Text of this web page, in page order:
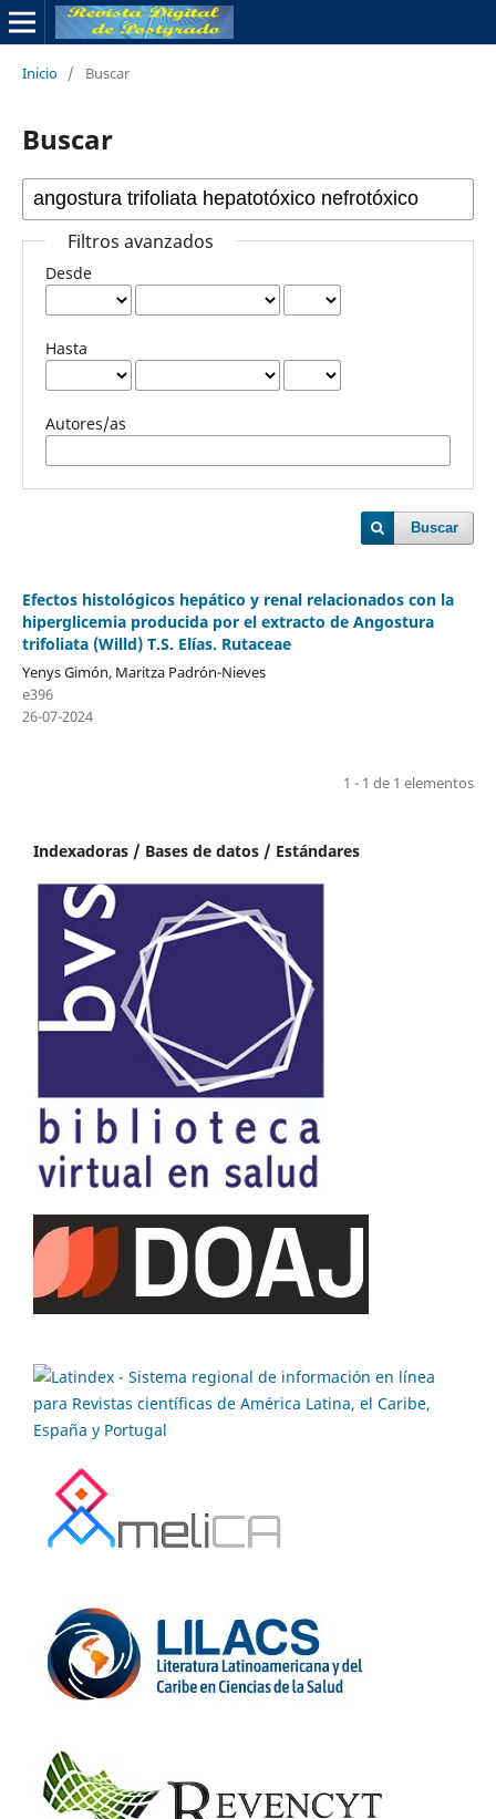
Inicio / Buscar
Buscar
Filtros avanzados
Desde
Hasta
Autores/as
Buscar
Efectos histológicos hepático y renal relacionados con la
hiperglicemia producida por el extracto de Angostura
trifoliata (Willd) T.S. Elías. Rutaceae
Yenys Gimón, Maritza Padrón-Nieves
e396
26-07-2024
1 - 1 de 1 elementos
Indexadoras / Bases de datos / Estándares